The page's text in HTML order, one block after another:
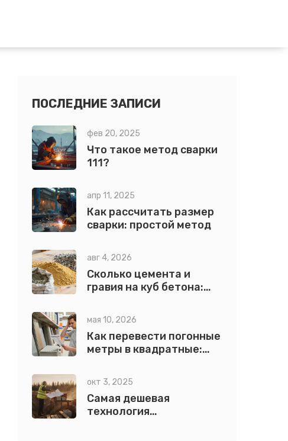
ПОСЛЕДНИЕ ЗАПИСИ
фев 20, 2025
Что такое метод сварки
111?
апр 11, 2025
Как рассчитать размер
сварки: простой метод
авг 4, 2026
Сколько цемента и
гравия на куб бетона:
маркам М100-М400
мая 10, 2026
Как перевести погонные
метры в квадратные:
кровли
окт 3, 2025
Самая дешевая
технология